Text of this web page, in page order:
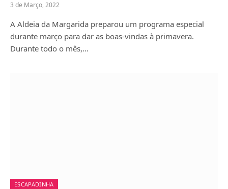
3 de Março, 2022
A Aldeia da Margarida preparou um programa especial
durante março para dar as boas-vindas à primavera.
Durante todo o mês,…
ESCAPADINHA